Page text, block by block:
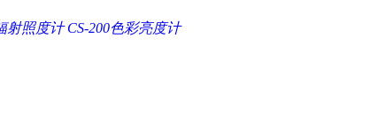
射照度计 CS-200色彩亮度计